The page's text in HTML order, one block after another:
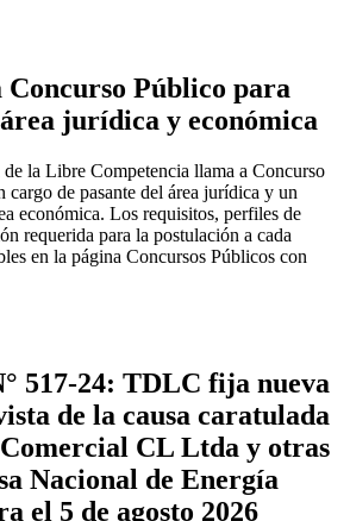
Público para
jurídica y económica
la Libre Competencia llama a Concurso
cargo de pasante del área jurídica y un
económica. Los requisitos, perfiles de
requerida para la postulación a cada
en la página Concursos Públicos con
517-24: TDLC fija nueva
de la causa caratulada
CL Ltda y otras
Nacional de Energía
el 5 de agosto 2026